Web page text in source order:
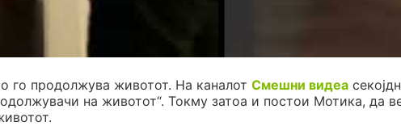
го продолжува животот. На каналот Смешни видеа
на животот“. Токму затоа и постои Мотика, да